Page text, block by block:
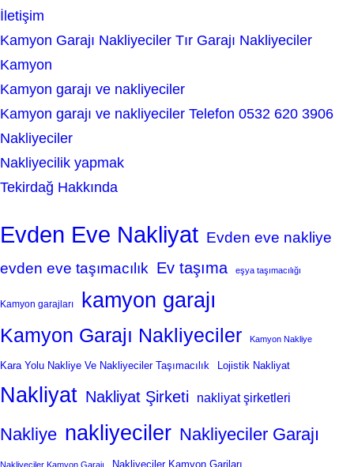
İletişim
Kamyon Garajı Nakliyeciler Tır Garajı Nakliyeciler
Kamyon
Kamyon garajı ve nakliyeciler
Kamyon garajı ve nakliyeciler Telefon 0532 620 3906
Nakliyeciler
Nakliyecilik yapmak
Tekirdağ Hakkında
Evden Eve Nakliyat Evden eve nakliye
evden eve taşımacılık Ev taşıma eşya taşımacılığı
Kamyon garajları kamyon garajı
Kamyon Garajı Nakliyeciler Kamyon Nakliye
Kara Yolu Nakliye Ve Nakliyeciler Taşımacılık Lojistik Nakliyat
Nakliyat Nakliyat Şirketi nakliyat şirketleri
Nakliye nakliyeciler Nakliyeciler Garajı
Nakliyeciler Kamyon Garajı Nakliyeciler Kamyon Garjları